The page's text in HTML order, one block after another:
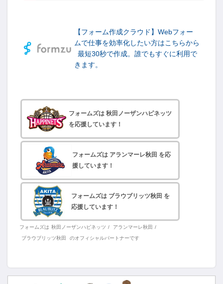
【フォーム作成クラウド】Webフォー
ムで仕事を効率化したい方はこちらから
最短30秒で作成。誰でもすぐに利用で
きます。
フォームズは 秋田ノーザンハピネッツ
を応援しています！
フォームズは アランマーレ秋田 を応
援しています！
フォームズは ブラウブリッツ秋田 を
応援しています！
フォームズは 秋田ノーザンハピネッツ / アランマーレ秋田 /
ブラウブリッツ秋田
のオフィシャルパートナーです